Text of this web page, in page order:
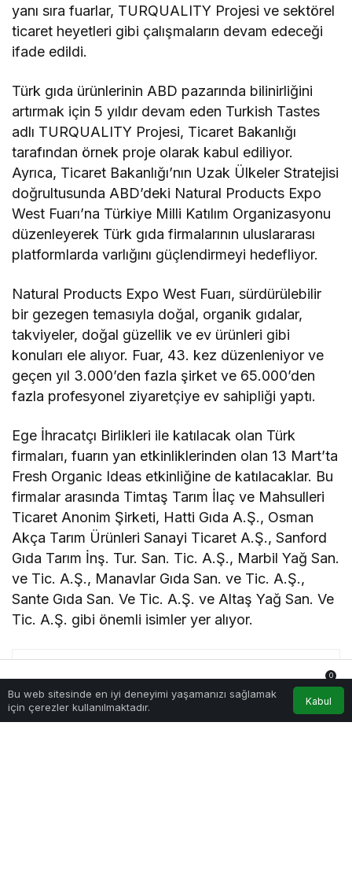
yanı sıra fuarlar, TURQUALITY Projesi ve sektörel
ticaret heyetleri gibi çalışmaların devam edeceği
ifade edildi.
Türk gıda ürünlerinin ABD pazarında bilinirliğini
artırmak için 5 yıldır devam eden Turkish Tastes
adlı TURQUALITY Projesi, Ticaret Bakanlığı
tarafından örnek proje olarak kabul ediliyor.
Ayrıca, Ticaret Bakanlığı’nın Uzak Ülkeler Stratejisi
doğrultusunda ABD’deki Natural Products Expo
West Fuarı’na Türkiye Milli Katılım Organizasyonu
düzenleyerek Türk gıda firmalarının uluslararası
platformlarda varlığını güçlendirmeyi hedefliyor.
Natural Products Expo West Fuarı, sürdürülebilir
bir gezegen temasıyla doğal, organik gıdalar,
takviyeler, doğal güzellik ve ev ürünleri gibi
konuları ele alıyor. Fuar, 43. kez düzenleniyor ve
geçen yıl 3.000’den fazla şirket ve 65.000’den
fazla profesyonel ziyaretçiye ev sahipliği yaptı.
Ege İhracatçı Birlikleri ile katılacak olan Türk
firmaları, fuarın yan etkinliklerinden olan 13 Mart’ta
Fresh Organic Ideas etkinliğine de katılacaklar. Bu
firmalar arasında Timtaş Tarım İlaç ve Mahsulleri
Ticaret Anonim Şirketi, Hatti Gıda A.Ş., Osman
Akça Tarım Ürünleri Sanayi Ticaret A.Ş., Sanford
Gıda Tarım İnş. Tur. San. Tic. A.Ş., Marbil Yağ San.
ve Tic. A.Ş., Manavlar Gıda San. ve Tic. A.Ş.,
Sante Gıda San. Ve Tic. A.Ş. ve Altaş Yağ San. Ve
Tic. A.Ş. gibi önemli isimler yer alıyor.
Bu web sitesinde en iyi deneyimi yaşamanızı sağlamak
için çerezler kullanılmaktadır.
Kabul
Anasayfa Akış Hesabım Bildirimler
0